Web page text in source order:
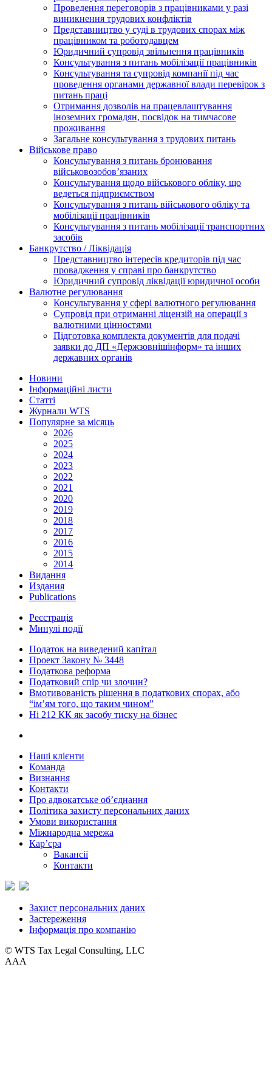
Проведення переговорів з працівниками у разі
виникнення трудових конфліктів
Представництво у суді в трудових спорах між
працівником та роботодавцем
Юридичний супровід звільнення працівників
Консультування з питань мобілізації працівників
Консультування та супровід компанії під час
проведення органами державної влади перевірок з
питань праці
Отримання дозволів на працевлаштування
іноземних громадян, посвідок на тимчасове
проживання
Загальне консультування з трудових питань
Військове право
Консультування з питань бронювання
військовозобов’язаних
Консультування щодо військового обліку, що
ведеться підприємством
Консультування з питань військового обліку та
мобілізації працівників
Консультування з питань мобілізації транспортних
засобів
Банкрутство / Ліквідація
Представництво інтересів кредиторів під час
провадження у справі про банкрутство
Юридичний супровід ліквідації юридичної особи
Валютне регулювання
Консультування у сфері валютного регулювання
Супровід при отриманні ліцензій на операції з
валютними цінностями
Підготовка комплекта документів для подачі
заявки до ДП «Держзовнішінформ» та інших
державних органів
Новини
Інформаційні листи
Статті
Журнали WTS
Популярне за місяць
2026
2025
2024
2023
2022
2021
2020
2019
2018
2017
2016
2015
2014
Видання
Издания
Publications
Реєстрація
Минулі події
Податок на виведений капітал
Проект Закону № 3448
Податкова реформа
Податковий спір чи злочин?
Вмотивованість рішення в податкових спорах, або
“ім’ям того, що таким чином”
Ні 212 КК як засобу тиску на бізнес
Наші клієнти
Команда
Визнання
Контакти
Про адвокатське об’єднання
Політика захисту персональних даних
Умови використання
Міжнародна мережа
Кар’єра
Вакансії
Контакти
Захист персональних даних
Застереження
Інформація про компанію
© WTS Tax Legal Consulting, LLC
AAA